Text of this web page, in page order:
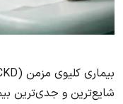
شایع‌ترین و جدی‌ترین